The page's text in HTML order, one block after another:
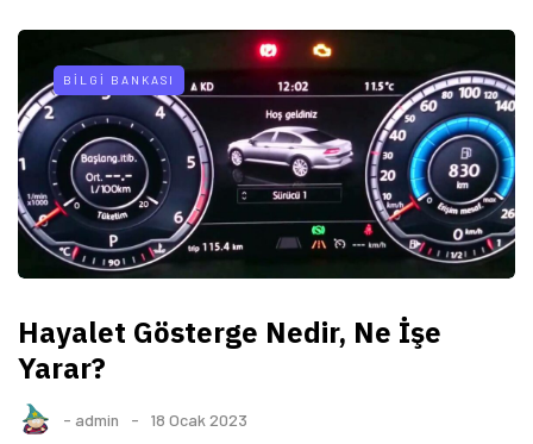
BILGI BANKASI
Hayalet Gösterge Nedir, Ne İşe
Yarar?
- admin 18 Ocak 2023